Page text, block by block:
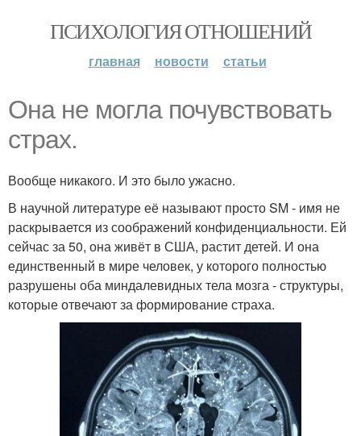
ПСИХОЛОГИЯ ОТНОШЕНИЙ
главная новости статьи
Она не могла почувствовать
страх.
Вообще никакого. И это было ужасно.
В научной литературе её называют просто SM - имя не
раскрывается из соображений конфиденциальности. Ей
сейчас за 50, она живёт в США, растит детей. И она
единственный в мире человек, у которого полностью
разрушены оба миндалевидных тела мозга - структуры,
которые отвечают за формирование страха.